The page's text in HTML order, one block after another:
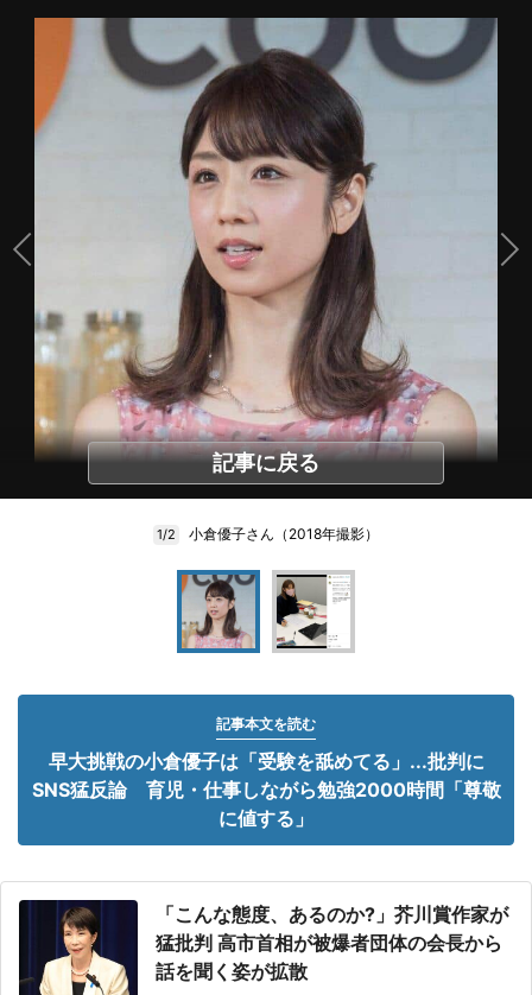
記事に戻る
1/2 小倉優子さん（2018年撮影）
記事本文を読む
早大挑戦の小倉優子は「受験を舐めてる」...批判に
SNS猛反論 育児・仕事しながら勉強2000時間「尊敬
に値する」
「こんな態度、あるのか?」芥川賞作家が
猛批判 高市首相が被爆者団体の会長から
話を聞く姿が拡散